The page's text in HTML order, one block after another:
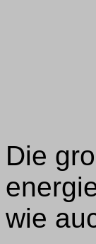
Die
wie